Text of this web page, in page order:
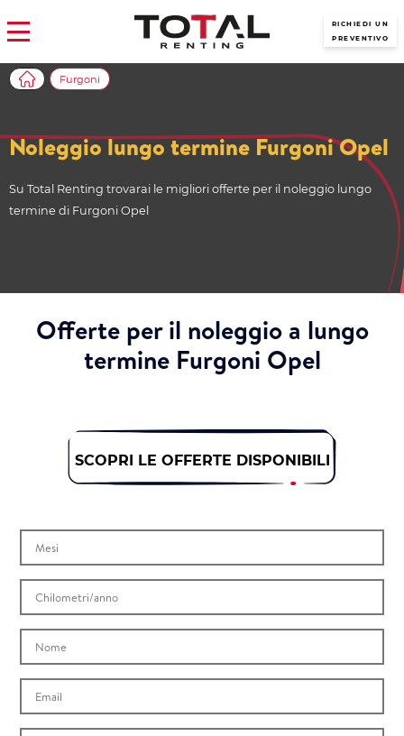
RICHIEDI UN
PREVENTIVO
Noleggio lungo termine Furgoni Opel
Su Total Renting trovarai le migliori offerte per il noleggio lungo
termine di Furgoni Opel
Furgoni
Offerte per il noleggio a lungo
termine Furgoni Opel
SCOPRI LE OFFERTE DISPONIBILI